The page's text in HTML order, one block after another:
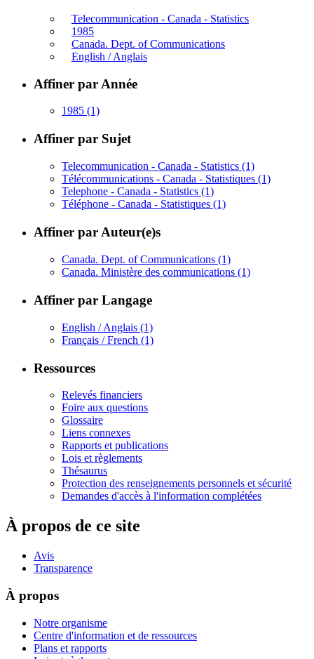
Telecommunication - Canada - Statistics
1985
Canada. Dept. of Communications
English / Anglais
Affiner par Année
1985 (1)
Affiner par Sujet
Telecommunication - Canada - Statistics (1)
Télécommunications - Canada - Statistiques (1)
Telephone - Canada - Statistics (1)
Téléphone - Canada - Statistiques (1)
Affiner par Auteur(e)s
Canada. Dept. of Communications (1)
Canada. Ministère des communications (1)
Affiner par Langage
English / Anglais (1)
Français / French (1)
Ressources
Relevés financiers
Foire aux questions
Glossaire
Liens connexes
Rapports et publications
Lois et règlements
Thésaurus
Protection des renseignements personnels et sécurité
Demandes d'accès à l'information complétées
À propos de ce site
Avis
Transparence
À propos
Notre organisme
Centre d'information et de ressources
Plans et rapports